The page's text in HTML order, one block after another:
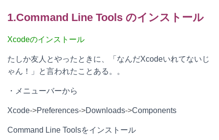
1.Command Line Tools のインストール
Xcodeのインストール
たしか友人とやったときに、「なんだXcodeいれてないじ
ゃん！」と言われたことある。。
・メニューバーから
Xcode->Preferences->Downloads->Components
Command Line Toolsをインストール